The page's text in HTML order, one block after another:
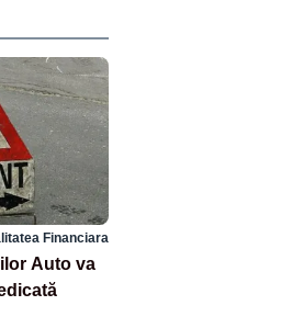
Financiara
Auto va